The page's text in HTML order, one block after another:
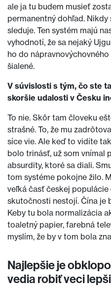
ale ja tu budem musieť
permanentný dohľad.
sleduje. Ten systém majú
vyhodnotí, že sa nejaký
ho do
šialené.
V súvislosti s tým, čo ste
skoršie udalosti v Česku
To nie. Skôr tam človeku
strašné. To, že mu
síce vie. Ale keď to vidíte
bolo trinásť, už som vnímal
absurdity, ktoré sa diali.
tom systéme pokojne žilo.
veľká časť českej
skutočnosti nestojí. Čína je
Keby tu bola normalizácia
toaletný papier, farebná
myslím, že by v tom bola
Najlepšie je
vedia robiť veci